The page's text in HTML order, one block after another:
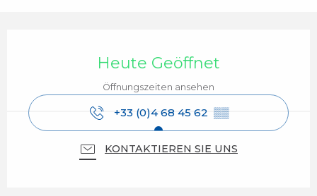
Heute Geöffnet
Öffnungszeiten ansehen
+33 (0)4 68 45 62 ▒▒
KONTAKTIEREN SIE UNS